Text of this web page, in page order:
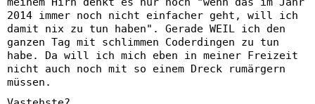
2014 immer noch nicht einfacher geht, will ich
damit nix zu tun haben". Gerade WEIL ich den
ganzen Tag mit schlimmen Coderdingen zu tun
habe. Da will ich mich eben in meiner Freizeit
nicht auch noch mit so einem Dreck rumärgern
müssen.